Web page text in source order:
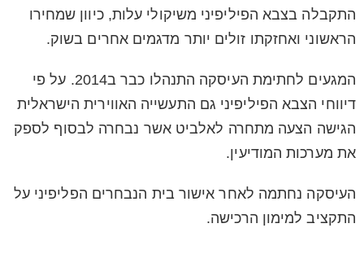
התקבלה בצבא הפיליפיני משיקולי עלות, כיוון שמחירו
הראשוני ואחזקתו זולים יותר מדגמים אחרים בשוק.
המגעים לחתימת העיסקה התנהלו כבר ב2014. על פי
דיווחי הצבא הפיליפיני גם התעשייה האווירית הישראלית
הגישה הצעה מתחרה לאלביט אשר נבחרה לבסוף לספק
את מערכות המודיעין.
העיסקה נחתמה לאחר אישור בית הנבחרים הפליפיני על
התקציב למימון הרכישה.